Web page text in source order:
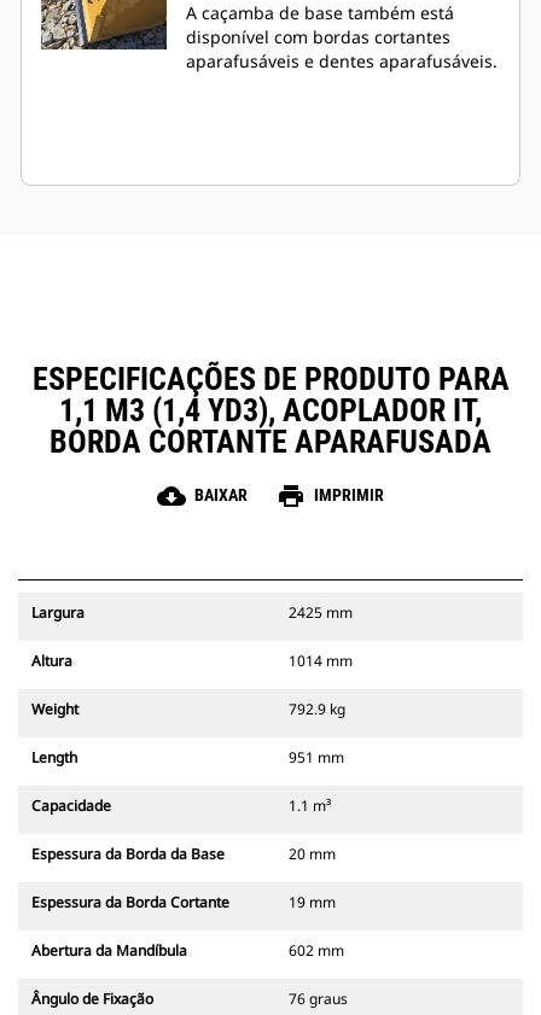
A caçamba de base também está
disponível com bordas cortantes
aparafusáveis e dentes aparafusáveis.
ESPECIFICAÇÕES DE PRODUTO PARA
1,1 M3 (1,4 YD3), ACOPLADOR IT,
BORDA CORTANTE APARAFUSADA
cloud_download BAIXAR print IMPRIMIR
Largura 2425 mm
Altura 1014 mm
Weight 792.9 kg
Length 951 mm
Capacidade 1.1 m³
Espessura da Borda da Base 20 mm
Espessura da Borda Cortante 19 mm
Abertura da Mandíbula 602 mm
Ângulo de Fixação 76 graus